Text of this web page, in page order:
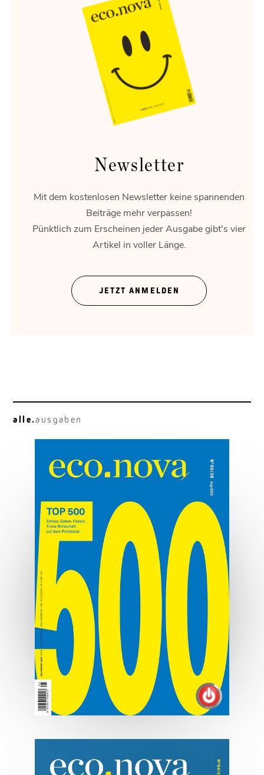
Energie-Wende
Flexibilität ist das Gold der Energiewende.
Unternehmen brauchen Raum.
Neugier vor Genialität
MEHR ERFAHREN
Newsletter
Mit dem kostenlosen Newsletter keine spannenden
Beiträge mehr verpassen!
Pünktlich zum Erscheinen jeder Ausgabe gibt's vier
Artikel in voller Länge.
JETZT ANMELDEN
alle.ausgaben